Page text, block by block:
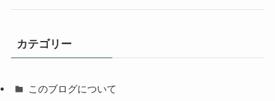
カテゴリー
このブログについて